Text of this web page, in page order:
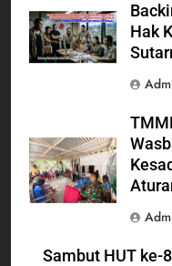
Hak
Sambut HUT ke-